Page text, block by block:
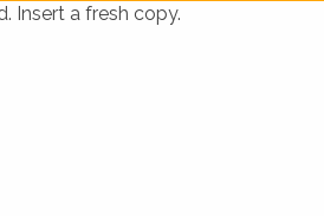
Insert a fresh copy.